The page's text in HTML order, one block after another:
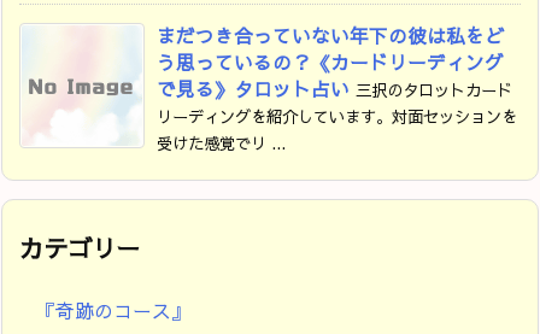
まだつき合っていない年下の彼は私をど
う思っているの？《カードリーディング
で見る》タロット占い 三択のタロットカード
リーディングを紹介しています。対面セッションを
受けた感覚でリ ...
カテゴリー
『奇跡のコース』